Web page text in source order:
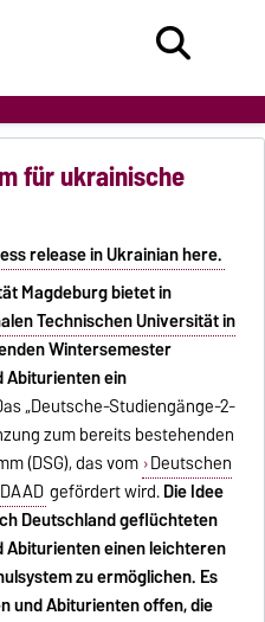
für ukrainische
release in Ukrainian here.
Magdeburg bietet in
Technischen Universität in
Wintersemester
Abiturienten ein
„Deutsche-Studiengänge-2-
zum bereits bestehenden
(DSG), das vom Deutschen
gefördert wird.Die Idee
Deutschland geflüchteten
einen leichteren
zu ermöglichen. Es
und Abiturienten offen, die